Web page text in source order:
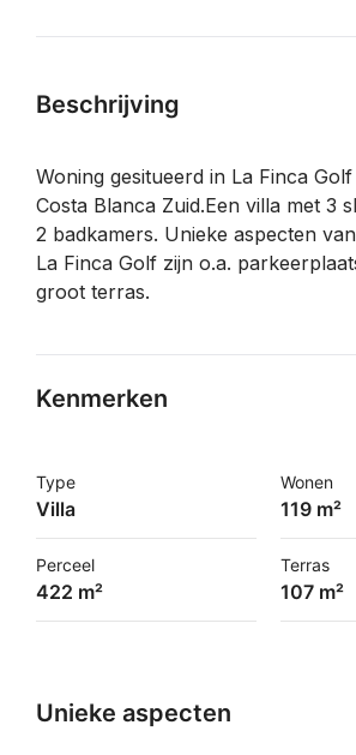
Beschrijving
Woning gesitueerd in La Finca
Costa Blanca Zuid.Een villa met 3
2 badkamers. Unieke aspecten
La Finca Golf zijn o.a.
groot terras.
Kenmerken
Type
Villa
Wonen
119 m²
Perceel
422 m²
Terras
107 m²
Unieke aspecten